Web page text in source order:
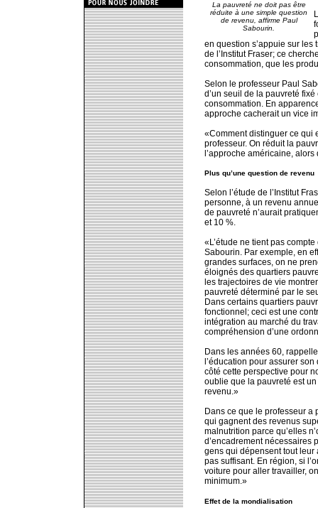
La pauvreté ne doit pas être
réduite à une simple question
de revenu, affirme Paul
Sabourin.
en question s’appuie sur
de l’Institut Fraser; ce
consommation, que les
Selon le professeur Paul
d’un seuil de la pauvreté
consommation. En
approche cacherait un vice
«Comment distinguer ce qui
professeur. On réduit la
l’approche américaine,
Plus qu’une question de revenu
Selon l’étude de l’Institut
personne, à un revenu
de pauvreté n’aurait
et 10 %.
«L’étude ne tient pas
Sabourin. Par exemple, en
grandes surfaces, on ne
éloignés des quartiers
les trajectoires de vie
pauvreté déterminé par le
Dans certains quartiers
fonctionnel; ceci est une
intégration au marché du
compréhension d’une
Dans les années 60,
l’éducation pour assurer
côté cette perspective pour
oublie que la pauvreté est
revenu.»
Dans ce que le professeur a
qui gagnent des revenus
malnutrition parce qu’elles
d’encadrement nécessaires
gens qui dépensent tout leur
pas suffisant. En région, si
voiture pour aller travailler,
minimum.»
Effet de la mondialisation